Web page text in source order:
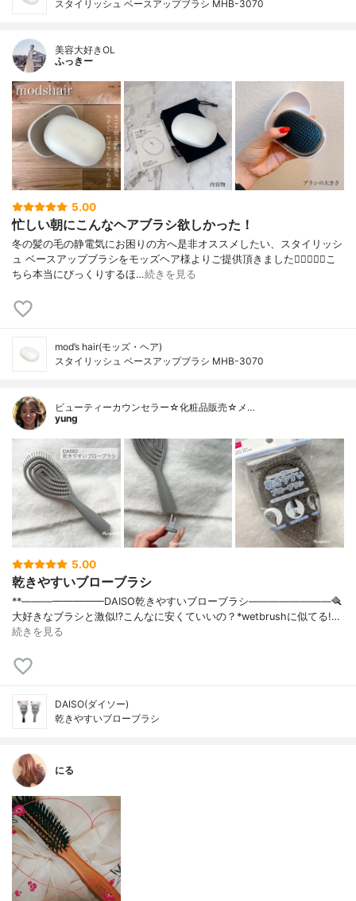
スタイリッシュ ベースアップブラシ MHB-3070
美容大好きOL
ふっきー
5.00
忙しい朝にこんなヘアブラシ欲しかった！
冬の髪の毛の静電気にお困りの方へ是非オススメしたい、スタイリッシ
ュ ベースアップブラシをモッズヘア様よりご提供頂きました🧝‍♀️✨✨✨こ
ちら本当にびっくりするほ…続きを見る
mod’s hair(モッズ・ヘア)
スタイリッシュ ベースアップブラシ MHB-3070
ビューティーカウンセラー☆化粧品販売☆メ…
yung
5.00
乾きやすいブローブラシ
**————————⁡DAISO乾きやすいブローブラシ⁡————————⁡⁡⁡🪮
大好きなブラシと激似⁉️こんなに安くていいの？⁡⁡⁡*wetbrushに似てる!…
続きを見る
DAISO(ダイソー)
乾きやすいブローブラシ
にる